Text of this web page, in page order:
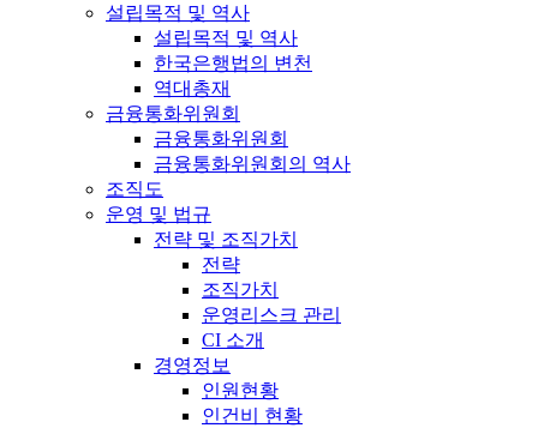
설립목적 및 역사
설립목적 및 역사
한국은행법의 변천
역대총재
금융통화위원회
금융통화위원회
금융통화위원회의 역사
조직도
운영 및 법규
전략 및 조직가치
전략
조직가치
운영리스크 관리
CI 소개
경영정보
인원현황
인건비 현황